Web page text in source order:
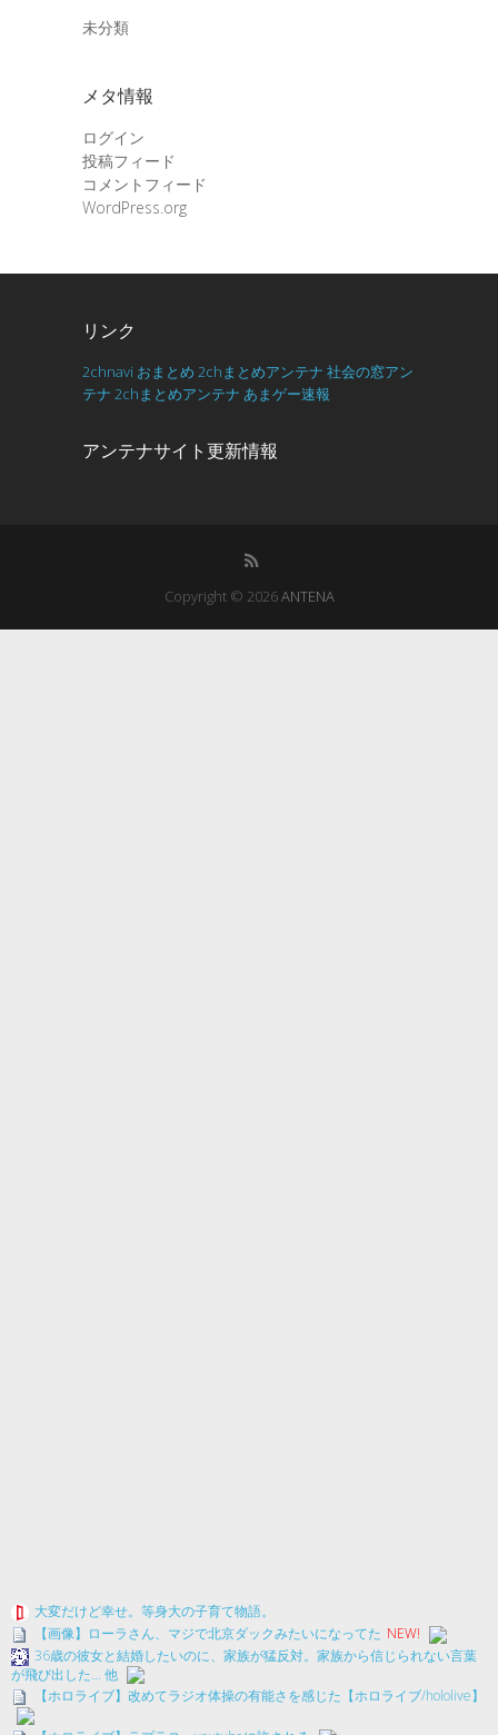
未分類
メタ情報
ログイン
投稿フィード
コメントフィード
WordPress.org
リンク
2chnavi おまとめ 2chまとめアンテナ 社会の窓アン
テナ 2chまとめアンテナ あまゲー速報
アンテナサイト更新情報
Copyright © 2026ANTENA
大変だけど幸せ。等身大の子育て物語。
【画像】ローラさん、マジで北京ダックみたいになってた NEW!
36歳の彼女と結婚したいのに、家族が猛反対。家族から信じられない言葉
が飛び出した… 他
【ホロライブ】改めてラジオ体操の有能さを感じた【ホロライブ/hololive】